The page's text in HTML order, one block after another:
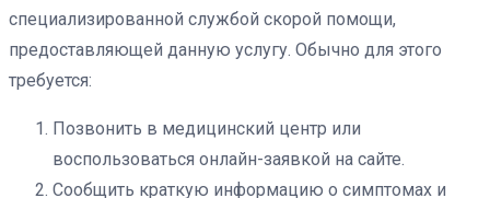
специализированной службой скорой помощи,
предоставляющей данную услугу. Обычно для этого
требуется:
Позвонить в медицинский центр или
воспользоваться онлайн-заявкой на сайте.
Сообщить краткую информацию о симптомах и